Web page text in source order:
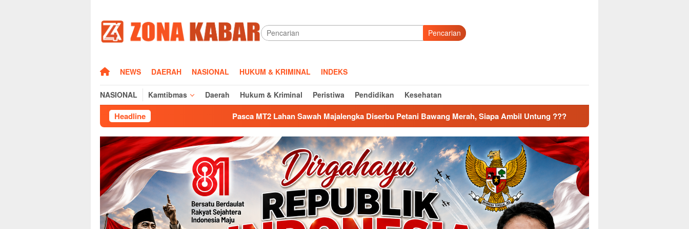
konten
Pencarian
HOMENEWS DAERAH NASIONAL HUKUM & KRIMINAL INDEKS
NASIONAL Kamtibmas Daerah Hukum & Kriminal Peristiwa Pendidikan Kesehatan
HeadlinePasca MT2 Lahan Sawah Majalengka Diserbu Petani Bawang Merah, Siapa Ambil Untung ??? Dampak Musim Kemarau Mulai Terasa, Koramil